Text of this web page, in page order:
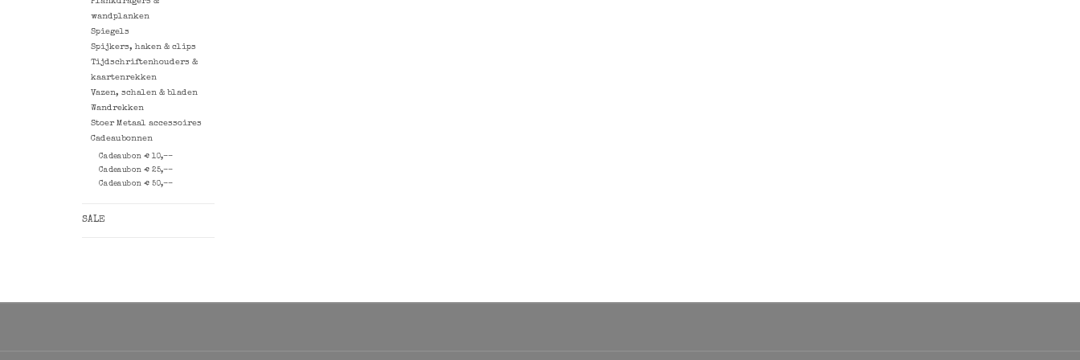
wandplanken
Spiegels
Spijkers, haken & clips
Tijdschriftenhouders &
kaartenrekken
Vazen, schalen & bladen
Wandrekken
Stoer Metaal accessoires
Cadeaubonnen
Cadeaubon € 10,--
Cadeaubon € 25,--
Cadeaubon € 50,--
SALE